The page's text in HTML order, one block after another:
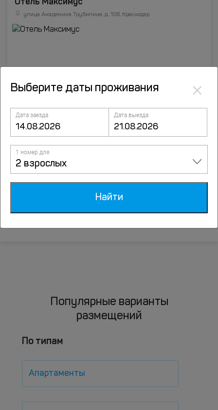
улица Академика Трубилина, д. 108, Краснодар
Отели Краснодара
Санатории Краснодара
Достопримечательности Краснодара
Популярные варианты
размещений
По типам
Апартаменты
Выберите даты проживания ×
Дата заезда Дата выезда
1 номер для
2 взрослых
Найти